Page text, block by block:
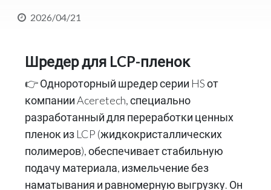
Решения
О предприятии
Связаться с нами
简体中文 English (US)
русский язык Español
2026/04/21
Шредер для LCP-пленок
👉 Однороторный шредер серии HS от
компании Aceretech, специально
разработанный для переработки ценных
пленок из LCP (жидкокристаллических
полимеров), обеспечивает стабильную
подачу материала, измельчение без
наматывания и равномерную выгрузку. Он